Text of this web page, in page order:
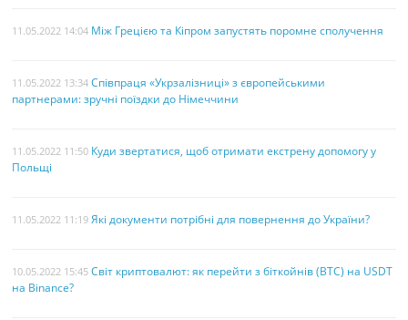
11.05.2022 14:04 Між Грецією та Кіпром запустять поромне сполучення
11.05.2022 13:34 Співпраця «Укрзалізниці» з європейськими
партнерами: зручні поїздки до Німеччини
11.05.2022 11:50 Куди звертатися, щоб отримати екстрену допомогу у
Польщі
11.05.2022 11:19 Які документи потрібні для повернення до України?
10.05.2022 15:45 Світ криптовалют: як перейти з біткойнів (BTC) на USDT
на Binance?